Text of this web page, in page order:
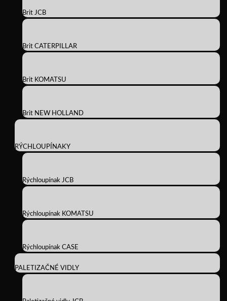
Brit JCB
Brit CATERPILLAR
Brit KOMATSU
Brit NEW HOLLAND
RÝCHLOUPÍNAKY
Rýchloupínak JCB
Rýchloupínak KOMATSU
Rýchloupínak CASE
PALETIZAČNÉ VIDLY